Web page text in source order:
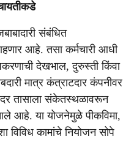
संबंधित
आहे. तसा कर्मचारी आधी
देखभाल, दुरुस्ती किंवा
मात्र कंत्राटदार कंपनीवर
दर तासाला संकेतस्थळावरून
आले आहे. या योजनेमुळे पीकविमा,
विविध कामांचे नियोजन सोपे